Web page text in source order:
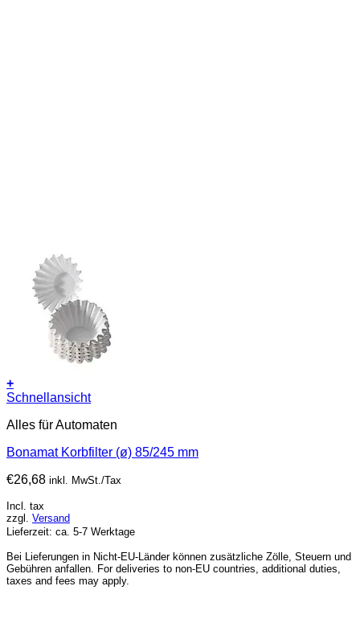
+
Schnellansicht
Alles für Automaten
Bonamat Korbfilter (ø) 85/245 mm
€26,68 inkl. MwSt./Tax
Incl. tax
zzgl. Versand
Lieferzeit: ca. 5-7 Werktage
Bei Lieferungen in Nicht-EU-Länder können zusätzliche Zölle, Steuern und
Gebühren anfallen. For deliveries to non-EU countries, additional duties,
taxes and fees may apply.